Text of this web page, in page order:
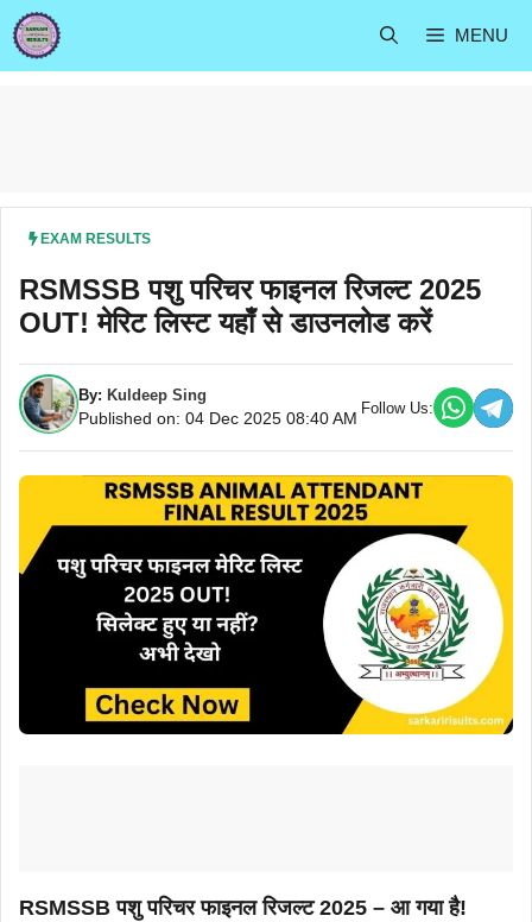
Skip
to
content
MENU
EXAM RESULTS
RSMSSB पशु परिचर फाइनल रिजल्ट 2025
OUT! मेरिट लिस्ट यहाँ से डाउनलोड करें
By: Kuldeep Sing
Published on: 04 Dec 2025 08:40 AM
Follow Us:
RSMSSB पशु परिचर फाइनल रिजल्ट 2025 – आ गया है!